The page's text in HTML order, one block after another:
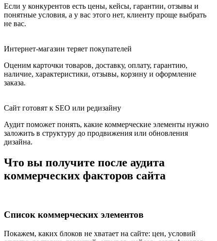
Если у конкурентов есть цены, кейсы, гарантии, отзывы и
понятные условия, а у вас этого нет, клиенту проще выбрать
не вас.
Интернет-магазин теряет покупателей
Оценим карточки товаров, доставку, оплату, гарантию,
наличие, характеристики, отзывы, корзину и оформление
заказа.
Сайт готовят к SEO или редизайну
Аудит поможет понять, какие коммерческие элементы нужно
заложить в структуру до продвижения или обновления
дизайна.
Что вы получите после аудита
коммерческих факторов сайта
Список коммерческих элементов
Покажем, каких блоков не хватает на сайте: цен, условий